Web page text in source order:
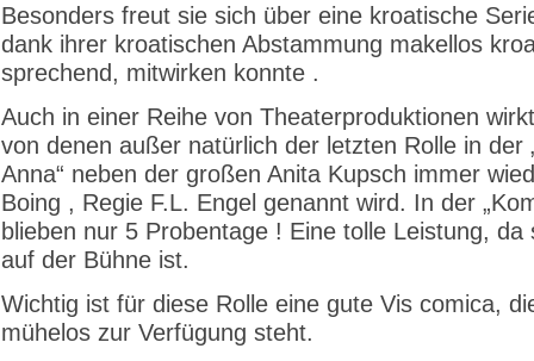
Besonders freut sie sich über eine kroatische
dank ihrer kroatischen Abstammung makellos
sprechend, mitwirken konnte .
Auch in einer Reihe von Theaterproduktionen
von denen außer natürlich der letzten Rolle in der
Anna“ neben der großen Anita Kupsch immer
Boing , Regie F.L. Engel genannt wird. In der
blieben nur 5 Probentage ! Eine tolle Leistung, da
auf der Bühne ist.
Wichtig ist für diese Rolle eine gute Vis comica,
mühelos zur Verfügung steht.